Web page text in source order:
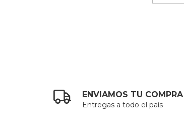
ENVIAMOS TU COMPRA
Entregas a todo el país